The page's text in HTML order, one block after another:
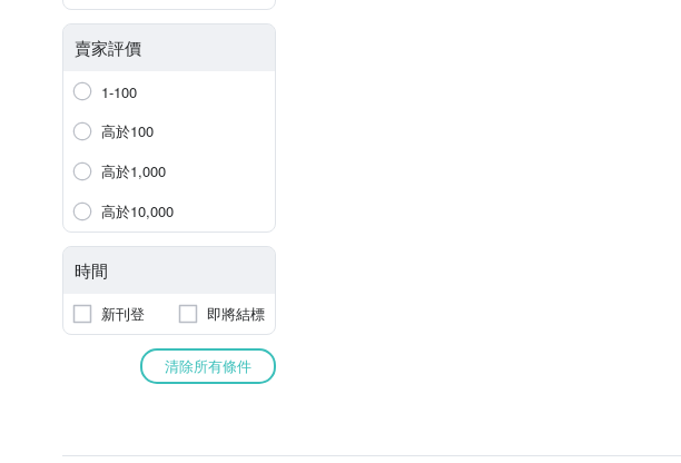
賣家評價
1-100
高於100
高於1,000
高於10,000
時間
新刊登 即將結標
清除所有條件